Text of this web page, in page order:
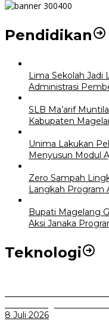
Pendidikan
Lima Sekolah Jadi
Administrasi
SLB Ma’arif
Kabupaten
Unima Lakukan
Menyusun Modul
Zero Sampah
Langkah Program
Bupati Magelang
Aksi Janaka
Teknologi
8 Juli 2026